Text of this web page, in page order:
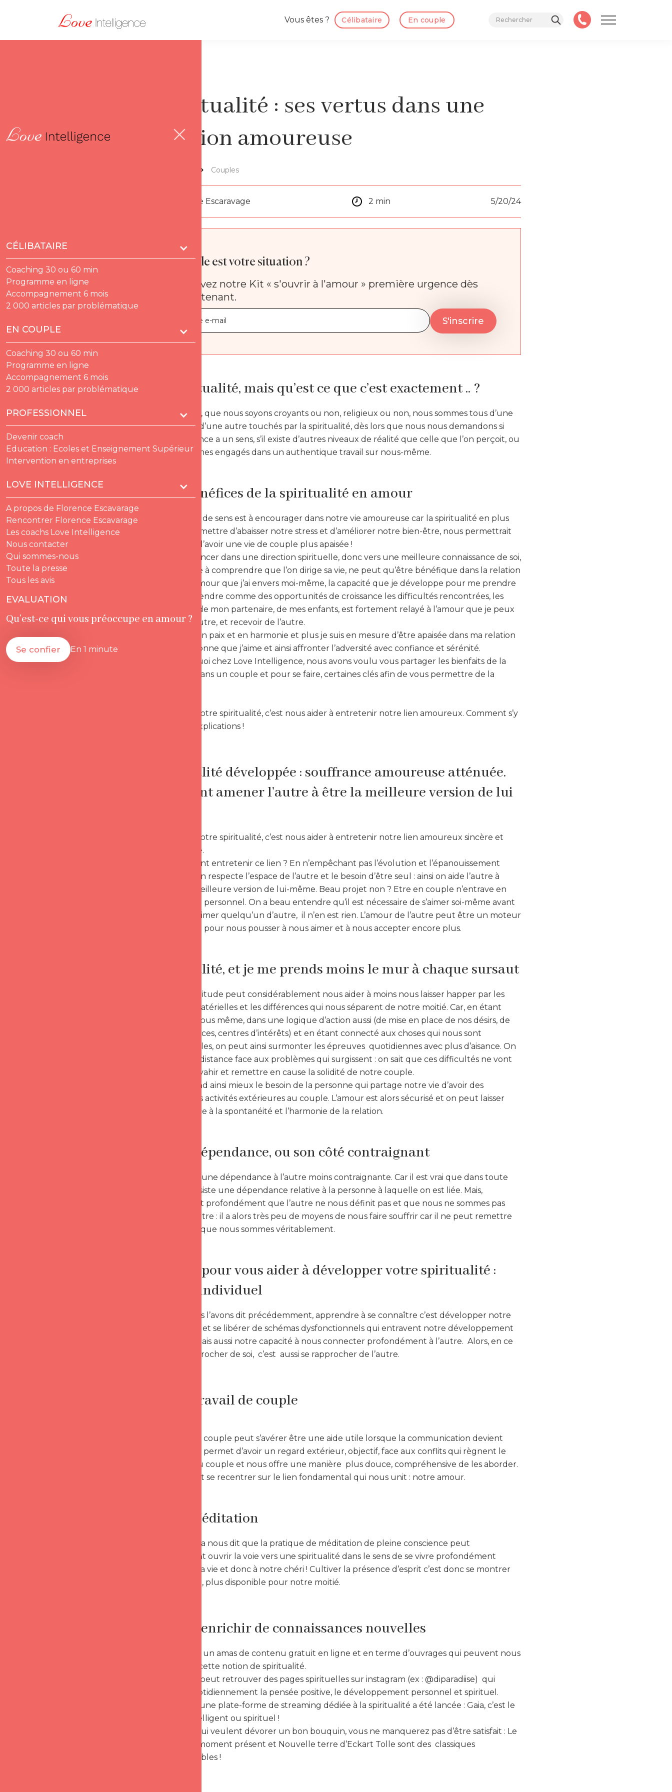
Vous êtes ? Célibataire En couple
CÉLIBATAIRE
Coaching 30 ou 60 min
Programme en ligne
Accompagnement 6 mois
2 000 articles par problématique
EN COUPLE
Coaching 30 ou 60 min
Programme en ligne
Accompagnement 6 mois
2 000 articles par problématique
PROFESSIONNEL
Devenir coach
Education : Ecoles et Enseignement Supérieur
Intervention en entreprises
LOVE INTELLIGENCE
A propos de Florence Escavarage
Rencontrer Florence Escavarage
Les coachs Love Intelligence
Nous contacter
Qui sommes-nous
Toute la presse
Tous les avis
EVALUATION
Qu’est-ce qui vous préoccupe en amour ?
Se confier En 1 minute
Spiritualité : ses vertus dans une
relation amoureuse
Couples
Florence Escaravage 2 min 5/20/24
Quelle est votre situation ?
Recevez notre Kit « s'ouvrir à l'amour » première urgence dès
maintenant.
La spiritualité, mais qu’est ce que c’est exactement .. ?
Selon Lenoir, que nous soyons croyants ou non, religieux ou non, nous sommes tous d’une
manière ou d’une autre touchés par la spiritualité, dès lors que nous nous demandons si
notre existence a un sens, s’il existe d’autres niveaux de réalité que celle que l’on perçoit, ou
si nous sommes engagés dans un authentique travail sur nous-même.
Les 3 bénéfices de la spiritualité en amour
Cette quête de sens est à encourager dans notre vie amoureuse car la spiritualité en plus
de nous permettre d’abaisser notre stress et d’améliorer notre bien-être, nous permettrait
également d’avoir une vie de couple plus apaisée !
En effet, avancer dans une direction spirituelle, donc vers une meilleure connaissance de soi,
une capacité à comprendre que l’on dirige sa vie, ne peut qu’être bénéfique dans la relation
à l’autre. L’amour que j’ai envers moi-même, la capacité que je développe pour me prendre
en mains, prendre comme des opportunités de croissance les difficultés rencontrées, les
différences de mon partenaire, de mes enfants, est fortement relayé à l’amour que je peux
donner à l’autre, et recevoir de l’autre.
Plus je suis en paix et en harmonie et plus je suis en mesure d’être apaisée dans ma relation
avec la personne que j’aime et ainsi affronter l’adversité avec confiance et sérénité.
C’est pourquoi chez Love Intelligence, nous avons voulu vous partager les bienfaits de la
spiritualité dans un couple et pour se faire, certaines clés afin de vous permettre de la
Entretenir notre spiritualité, c’est nous aider à entretenir notre lien amoureux. Comment s’y
prendre ? Explications !
Spiritualité développée : souffrance amoureuse atténuée.
Comment amener l’autre à être la meilleure version de lui
Entretenir notre spiritualité, c’est nous aider à entretenir notre lien amoureux sincère et
authentique.
Mais comment entretenir ce lien ? En n’empêchant pas l’évolution et l’épanouissement
individuel. On respecte l’espace de l’autre et le besoin d’être seul : ainsi on aide l’autre à
devenir la meilleure version de lui-même. Beau projet non ? Etre en couple n’entrave en
rien le travail personnel. On a beau entendre qu’il est nécessaire de s’aimer soi-même avant
de pouvoir aimer quelqu’un d’autre, il n’en est rien. L’amour de l’autre peut être un moteur
très puissant pour nous pousser à nous aimer et à nous accepter encore plus.
Spiritualité, et je me prends moins le mur à chaque sursaut
Une telle attitude peut considérablement nous aider à moins nous laisser happer par les
difficultés matérielles et les différences qui nous séparent de notre moitié. Car, en étant
centré sur nous même, dans une logique d’action aussi (de mise en place de nos désirs, de
nos appétences, centres d’intérêts) et en étant connecté aux choses qui nous sont
fondamentales, on peut ainsi surmonter les épreuves quotidiennes avec plus d’aisance. On
prend de la distance face aux problèmes qui surgissent : on sait que ces difficultés ne vont
pas nous envahir et remettre en cause la solidité de notre couple.
On comprend ainsi mieux le besoin de la personne qui partage notre vie d’avoir des
relations, des activités extérieures au couple. L’amour est alors sécurisé et on peut laisser
toute la place à la spontanéité et l’harmonie de la relation.
Fini la dépendance, ou son côté contraignant
Il en résulte une dépendance à l’autre moins contraignante. Car il est vrai que dans toute
relation subsiste une dépendance relative à la personne à laquelle on est liée. Mais,
lorsqu’on sait profondément que l’autre ne nous définit pas et que nous ne sommes pas
rien sans l’autre : il a alors très peu de moyens de nous faire souffrir car il ne peut remettre
en cause ce que nous sommes véritablement.
1ère clé pour vous aider à développer votre spiritualité :
Travail individuel
Comme nous l’avons dit précédemment, apprendre à se connaître c’est développer notre
authenticité et se libérer de schémas dysfonctionnels qui entravent notre développement
personnel mais aussi notre capacité à nous connecter profondément à l’autre. Alors, en ce
sens, se rapprocher de soi, c’est aussi se rapprocher de l’autre.
Clé 2 : Travail de couple
Un travail de couple peut s’avérer être une aide utile lorsque la communication devient
électrique. Il permet d’avoir un regard extérieur, objectif, face aux conflits qui règnent le
quotidien du couple et nous offre une manière plus douce, compréhensive de les aborder.
Ainsi, on peut se recentrer sur le lien fondamental qui nous unit : notre amour.
Clé 3 : Méditation
Le Dalai Lama nous dit que la pratique de méditation de pleine conscience peut
certainement ouvrir la voie vers une spiritualité dans le sens de se vivre profondément
connecté à la vie et donc à notre chéri ! Cultiver la présence d’esprit c’est donc se montrer
plus présent, plus disponible pour notre moitié.
Clé 4 : S’enrichir de connaissances nouvelles
Il existe tout un amas de contenu gratuit en ligne et en terme d’ouvrages qui peuvent nous
enrichir sur cette notion de spiritualité.
En ligne, on peut retrouver des pages spirituelles sur instagram (ex : @diparadiise) qui
prônent quotidiennement la pensée positive, le développement personnel et spirituel.
Egalement, une plate-forme de streaming dédiée à la spiritualité a été lancée : Gaia, c’est le
Netflix intelligent ou spirituel !
Pour ceux qui veulent dévorer un bon bouquin, vous ne manquerez pas d’être satisfait : Le
pouvoir du moment présent et Nouvelle terre d’Eckart Tolle sont des classiques
incontournables !